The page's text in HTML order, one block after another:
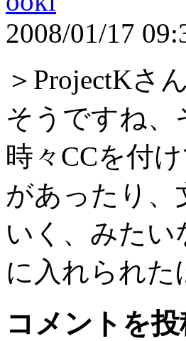
2008/01/17
＞ProjectKさん
そうですね
時々CCを付
があったり、
いく、みたい
に入れられた
コメントを